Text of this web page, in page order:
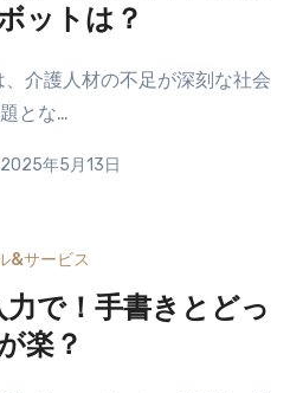
ットは？
とな…
2025年5月13日
&サービス
で！手書きとどっ
楽？